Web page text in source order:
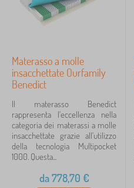
Materasso a molle
insacchettate Ourfamily
Benedict
Il materasso Benedict
rappresenta l'eccellenza nella
categoria dei materassi a molle
insacchettate grazie all'utilizzo
della tecnologia Multipocket
1000. Questa...
da778,70 €